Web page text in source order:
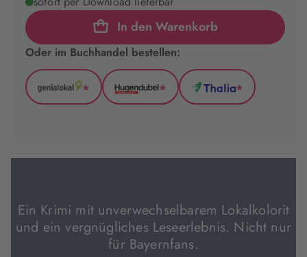
In den Warenkorb
Oder im Buchhandel bestellen:
GenialLokal
Tab
*
Hugendubel
Tab
*
Thalia
Tab
*
Ein Krimi mit unverwechselbarem Lokalkolorit
und ein vergnügliches Leseerlebnis. Nicht nur
für Bayernfans.